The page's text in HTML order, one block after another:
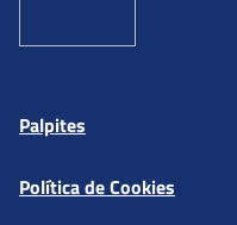
Palpites
Política de Cookies